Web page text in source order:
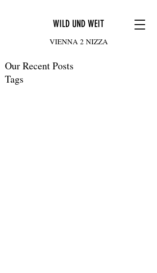
WILD UND WEIT
VIENNA 2 NIZZA
Our Recent Posts
Tags